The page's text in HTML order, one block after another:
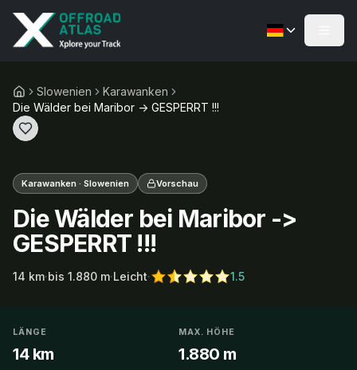
Slowenien
Karawanken
Die Wälder bei Maribor -> GESPERRT !!!
Karawanken · Slowenien Vorschau
Die Wälder bei Maribor ->
GESPERRT !!!
14 km·bis 1.880 m·Leicht· 1.5
LÄNGE
14 km
MAX. HÖHE
1.880 m